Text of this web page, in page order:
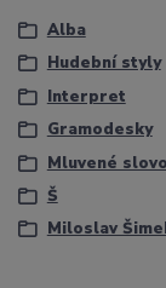
Alba
Hudební styly
Interpret
Gramodesky
Mluvené slovo
Š
Miloslav